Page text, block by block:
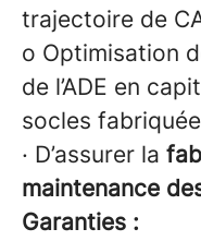
trajectoire de
o Optimisation
de l’ADE en
socles
· D’assurer la
maintenance
Garanties :